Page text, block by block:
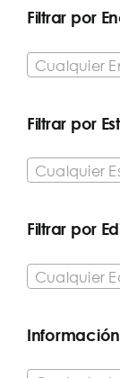
Filtrar por
Cualquier
Filtrar por
Filtrar por
Cualquier